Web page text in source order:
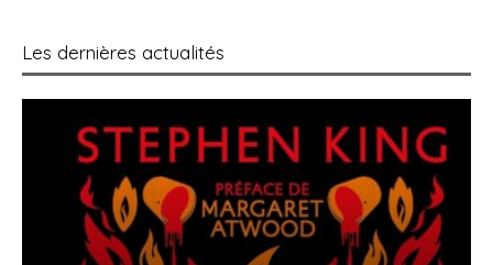
Les dernières actualités